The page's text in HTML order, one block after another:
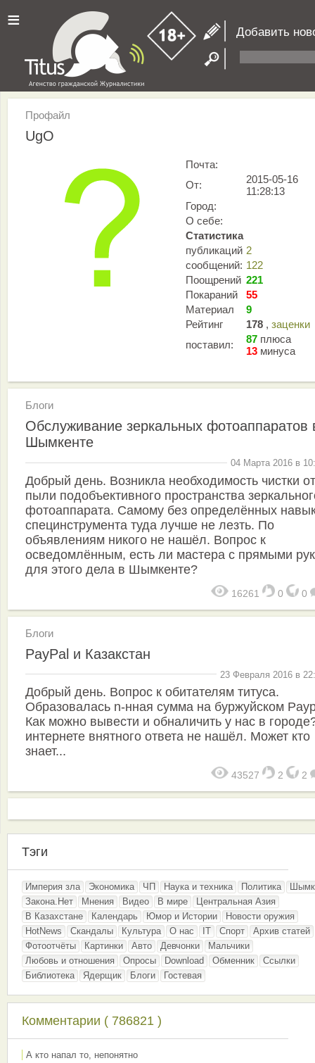
≡ Добавить
Профайл
UgO
Почта:
От:
2015-05-16
11:28:13
Город:
О себе:
Статистика
публикаций 2
сообщений: 122
Поощрений 221
Покараний
55
Материал
9
Рейтинг
178 , заценки
поставил:
87 плюса
13 минуса
Блоги
Обслуживание зеркальных фотоаппаратов
Шымкенте
04 Марта 2016 в
Добрый день. Возникла необходимость чистки от
пыли подобъективного пространства
фотоаппарата. Самому без определённых
специнструмента туда лучше не лезть. По
объявлениям никого не нашёл. Вопрос к
осведомлённым, есть ли мастера с прямыми
для этого дела в Шымкенте?
16261 0 0
Блоги
PayPal и Казакстан
23 Февраля 2016 в
Добрый день. Вопрос к обитателям титуса.
Образовалась n-нная сумма на буржуйском
Как можно вывести и обналичить у нас в
интернете внятного ответа не нашёл. Может кто
знает...
43527 2 2
Тэги
Империя зла Экономика ЧП Наука и техника Политика
Закона.Нет
Мнения Видео В мире
Центральная Азия
В Казахстане
Календарь Юмор и Истории
Новости оружия
HotNews
Скандалы Культура О нас IT Спорт
Архив статей
Фотоотчёты
Картинки Авто Девчонки
Мальчики
Любовь и отношения
Опросы Download Обменник
Ссылки
Библиотека
Ядерщик Блоги Гостевая
Комментарии ( 786821 )
А кто напал то, непонятно